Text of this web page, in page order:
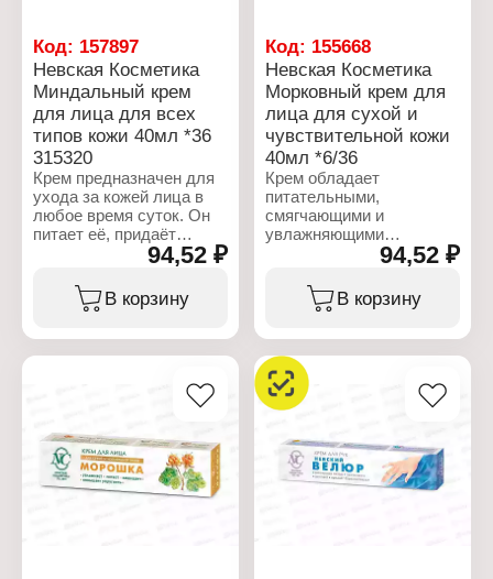
Характеристики:
Производитель: Невская
косметика
Бренд: Невская
Косметика
Тип товара: Крем для рук
Название: "Лимонно-
глицериновый"
Действие: интенсивно
увлажняет, питает,
укрепляет ногти,
осветляет кожу
Активные компоненты:
экстракт лимона,
глицерин, вазелиновое
Упаковка: туба
Объем: 50 мл
глицерин
Вес: 90 г
Код: 157897
Невская Косметика
Миндальный крем
для лица для всех
типов кожи 40мл *36
315320
Крем предназначен для
ухода за кожей лица в
любое время суток. Он
питает её, придаёт
Натуральные масла —
миндальное и оливковое,
гидролипидный барьер
упругость. Крем легко
впитывается, не
оставляя жирного
блеска.
94,52 ₽
В корзину
Код: 155668
Невская Косметика
Морковный крем для
лица для сухой и
чувствительной кожи
40мл *6/36
Крем обладает
питательными,
смягчающими и
увлажняющими
свойствами, он
устраняет сухость и
шелушение и заметно
улучшает внешний вид
восстанавливают
естественный барьер
эпидермиса и борются
радикалами в клетках
кожи, замедляя тем
самым процесс
94,52 ₽
В корзину